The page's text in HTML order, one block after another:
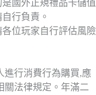
國外正規禮品卡儲值
行負責。
位玩家自行評估風險
進行消費行為購買,應
關法律規定。年滿二